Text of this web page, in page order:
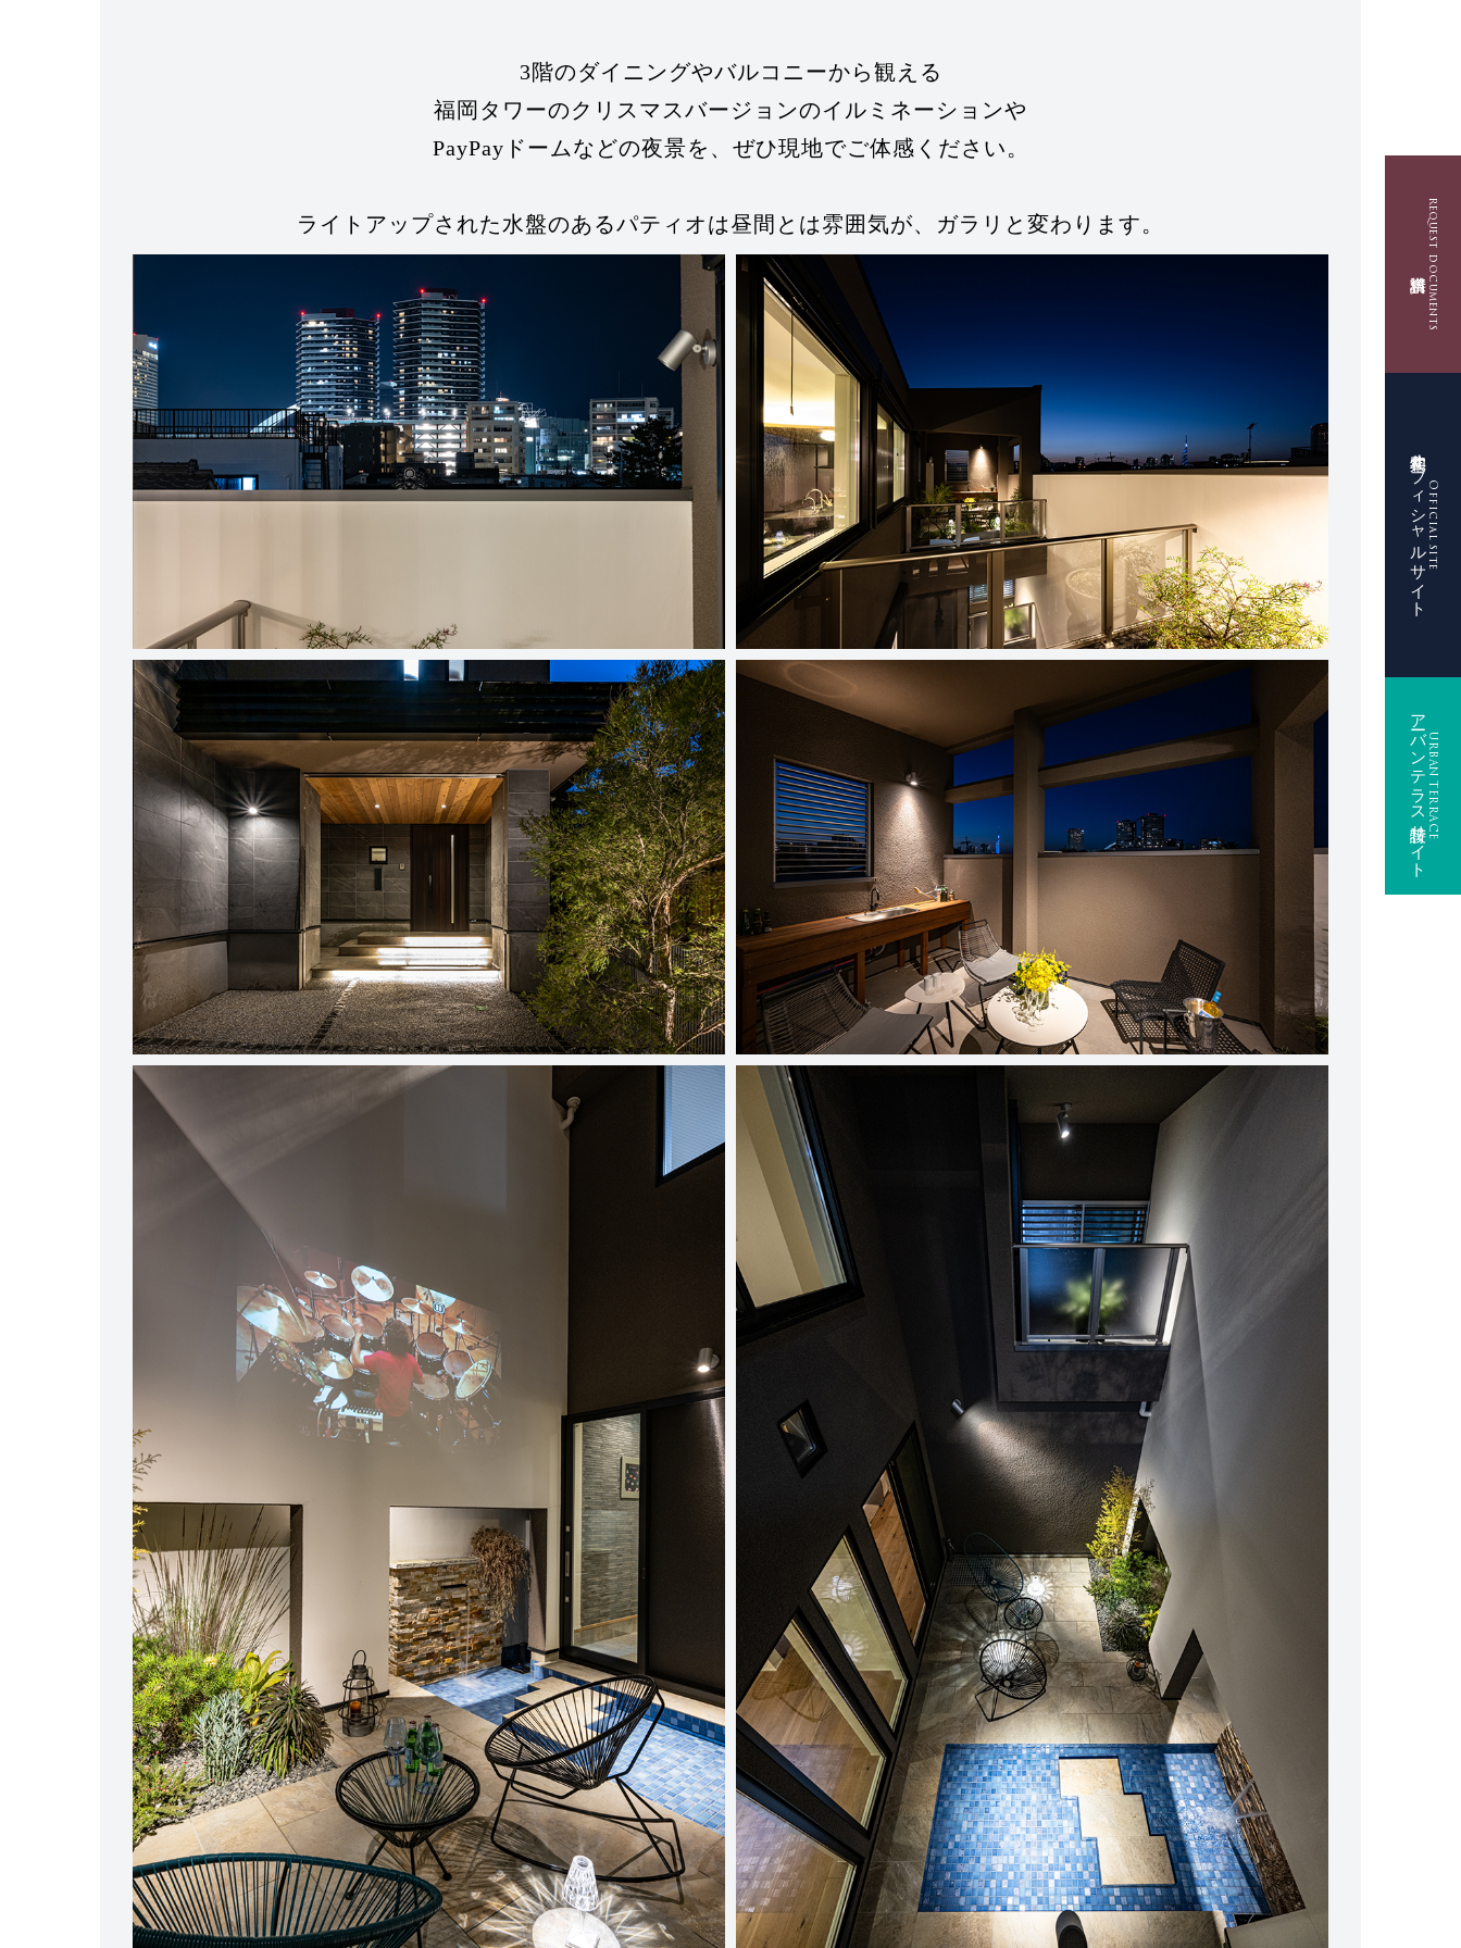
request documents
Official site
共和住宅オフィシャルサイト
URBAN TERRACE
アーバンテラス特設サイト
3階のダイニングやバルコニーから観える
福岡タワーのクリスマスバージョンのイルミネーションや
PayPayドームなどの夜景を、 ぜひ現地でご体感ください。
ライトアップされた水盤のあるパティオは昼間とは雰囲気が、 ガラリと変わります。